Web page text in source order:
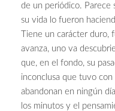
de un periódico. Parece
su vida lo fueron
Tiene un carácter duro,
avanza, uno va
que, en el fondo, su
inconclusa que tuvo
abandonan en ningún
los minutos y el